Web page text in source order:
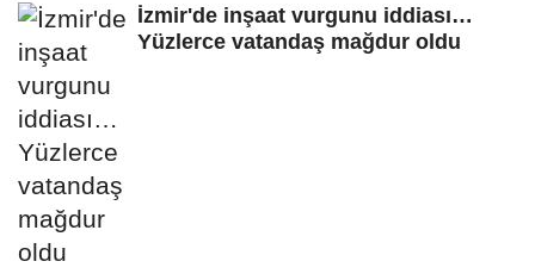
İzmir'de inşaat vurgunu iddiası…
Yüzlerce vatandaş mağdur oldu